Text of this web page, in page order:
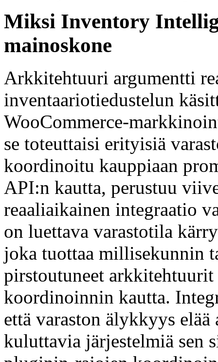
Miksi Inventory
mainoskone
Arkkitehtuuri argumentti
inventaariotiedustelun
WooCommerce-
se toteuttaisi erityisiä
koordinoitu kauppiaan
API:n kautta, perustuu
reaaliaikainen integraatio
on luettava varastotila
joka tuottaa millisekunnin
pirstoutuneet
koordinoinnin kautta.
että varaston älykkyys
kuluttavia järjestelmiä sen